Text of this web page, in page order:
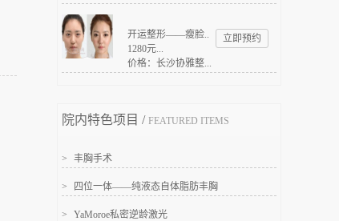
开运整形——瘦脸..
1280元...
价格：长沙协雅整...
立即预约
院内特色项目 / FEATURED ITEMS
> 丰胸手术
> 四位一体——纯液态自体脂肪丰胸
> YaMoroe私密逆龄激光